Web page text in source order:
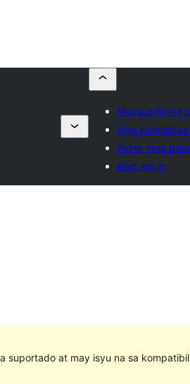
Magsumite ng
Mga
Aking mga
Mag-log in
suportado at may isyu na sa